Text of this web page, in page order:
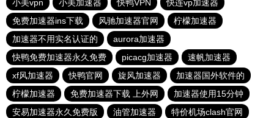
小美vpn
小美加速器 快鸭VPN
快连vp加速器
免费加速器ins下载
风驰加速器官网
柠檬加速器
加速器不用实名认证的
aurora加速器
快鸭免费加速器永久免费
picacg加速器
速帆加速器
xf风加速器
快鸭官网 旋风加速器
加速器国外软件的
柠檬加速器
免费加速器下载 上外网
加速器使用15分钟
安易加速器永久免费版
油管加速器
特价机场clash官网